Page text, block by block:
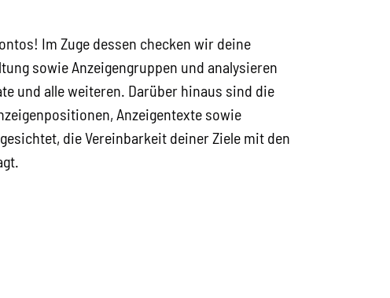
Im Zuge dessen checken wir deine
sowie Anzeigengruppen und analysieren
und alle weiteren. Darüber hinaus sind die
Anzeigentexte sowie
die Vereinbarkeit deiner Ziele mit den